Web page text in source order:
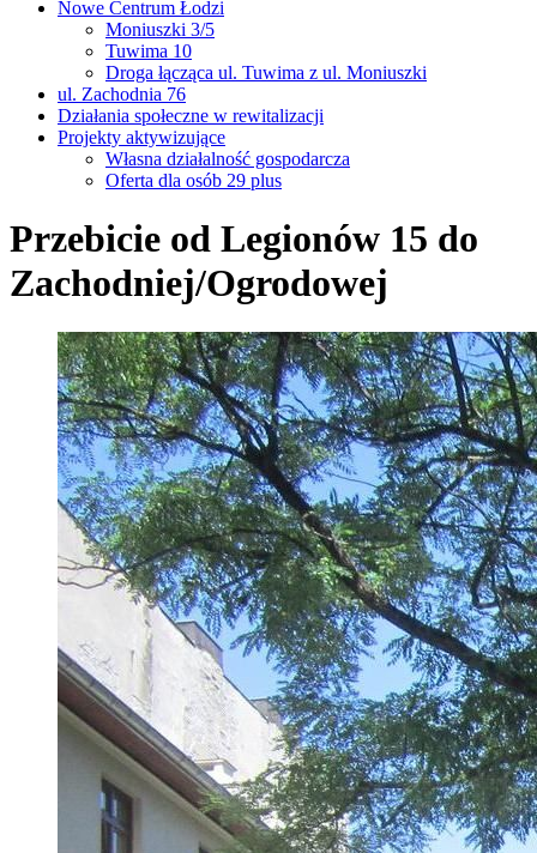
Nowe Centrum Łodzi
Moniuszki 3/5
Tuwima 10
Droga łącząca ul. Tuwima z ul. Moniuszki
ul. Zachodnia 76
Działania społeczne w rewitalizacji
Projekty aktywizujące
Własna działalność gospodarcza
Oferta dla osób 29 plus
Przebicie od Legionów 15 do
Zachodniej/Ogrodowej